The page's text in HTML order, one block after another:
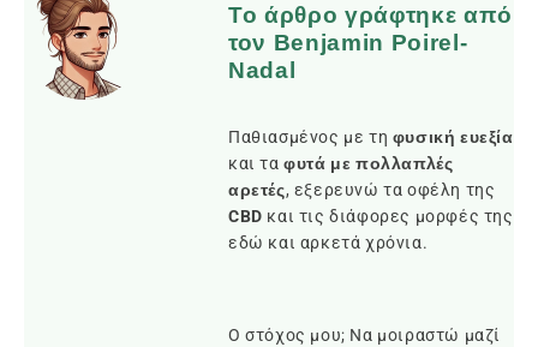
Το άρθρο γράφτηκε από
τον Benjamin Poirel-
Nadal
Παθιασμένος με τη φυσική ευεξία
και ταφυτά με πολλαπλές
αρετές, εξερευνώ τα οφέλη της
CBD και τις διάφορες μορφές της
εδώ και αρκετά χρόνια.
Ο στόχος μου; Να μοιραστώ μαζί